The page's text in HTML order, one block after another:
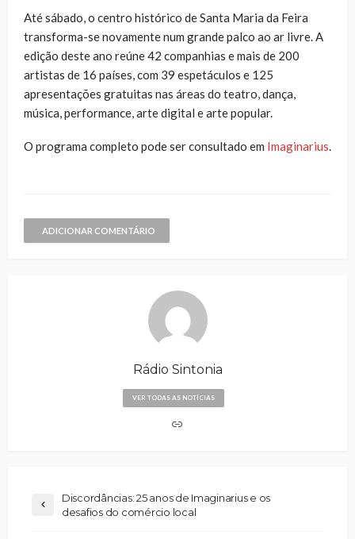
Até sábado, o centro histórico de Santa Maria da Feira
transforma-se novamente num grande palco ao ar livre. A
edição deste ano reúne 42 companhias e mais de 200
artistas de 16 países, com 39 espetáculos e 125
apresentações gratuitas nas áreas do teatro, dança,
música, performance, arte digital e arte popular.
O programa completo pode ser consultado em Imaginarius.
ADICIONAR COMENTÁRIO
Rádio Sintonia
VER TODAS AS NOTÍCIAS
Discordâncias: 25 anos de Imaginarius e os
desafios do comércio local